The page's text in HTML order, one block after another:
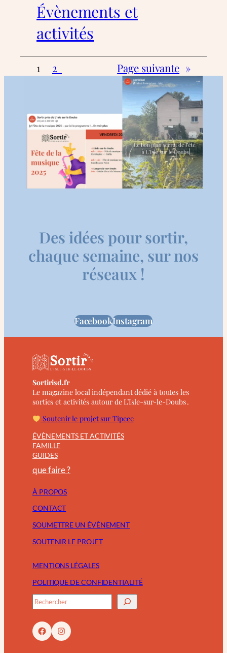
Évènements et
activités
1 2 Page suivante »
Des idées pour sortir,
chaque semaine, sur nos
réseaux !
FacebookInstagram
Sortirisd.fr
Le magazine local indépendant dédié à toutes les
sorties et activités autour de L’Isle-sur-le-Doubs .
Soutenir le projet sur Tipeee
ÉVÈNEMENTS ET ACTIVITÉS
FAMILLE
GUIDES
que faire ?
À PROPOS
CONTACT
SOUMETTRE UN ÉVÈNEMENT
SOUTENIR LE PROJET
MENTIONS LÉGALES
POLITIQUE DE CONFIDENTIALITÉ
R
e
c
h
Facebook
Instagram